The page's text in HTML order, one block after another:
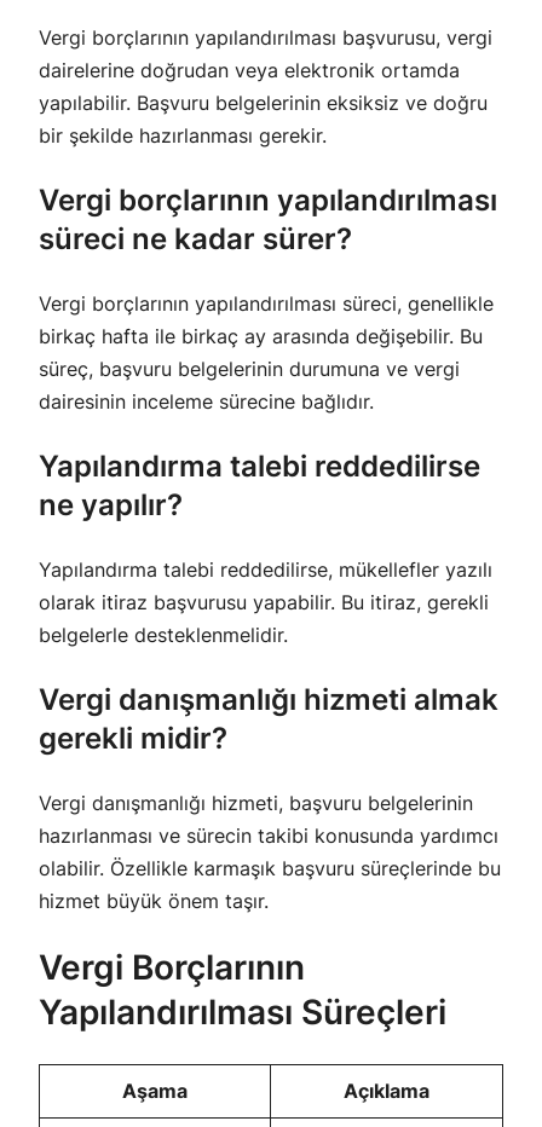
Vergi borçlarının yapılandırılması başvurusu, vergi
dairelerine doğrudan veya elektronik ortamda
yapılabilir. Başvuru belgelerinin eksiksiz ve doğru
bir şekilde hazırlanması gerekir.
Vergi borçlarının yapılandırılması
süreci ne kadar sürer?
Vergi borçlarının yapılandırılması süreci, genellikle
birkaç hafta ile birkaç ay arasında değişebilir. Bu
süreç, başvuru belgelerinin durumuna ve vergi
dairesinin inceleme sürecine bağlıdır.
Yapılandırma talebi reddedilirse
ne yapılır?
Yapılandırma talebi reddedilirse, mükellefler yazılı
olarak itiraz başvurusu yapabilir. Bu itiraz, gerekli
belgelerle desteklenmelidir.
Vergi danışmanlığı hizmeti almak
gerekli midir?
Vergi danışmanlığı hizmeti, başvuru belgelerinin
hazırlanması ve sürecin takibi konusunda yardımcı
olabilir. Özellikle karmaşık başvuru süreçlerinde bu
hizmet büyük önem taşır.
Vergi Borçlarının
Yapılandırılması Süreçleri
Aşama Açıklama